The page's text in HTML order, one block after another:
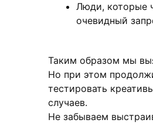
Люди, которые
очевидный
Таким образом мы
Но при этом
тестировать
случаев.
Не забываем